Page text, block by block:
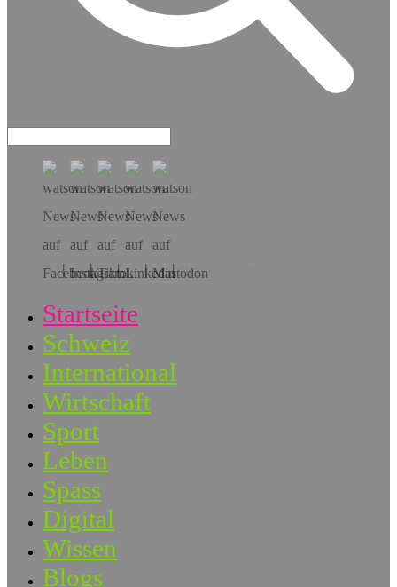
Hol dir die App!
Startseite
Schweiz
International
Wirtschaft
Sport
Leben
Spass
Digital
Wissen
Blogs